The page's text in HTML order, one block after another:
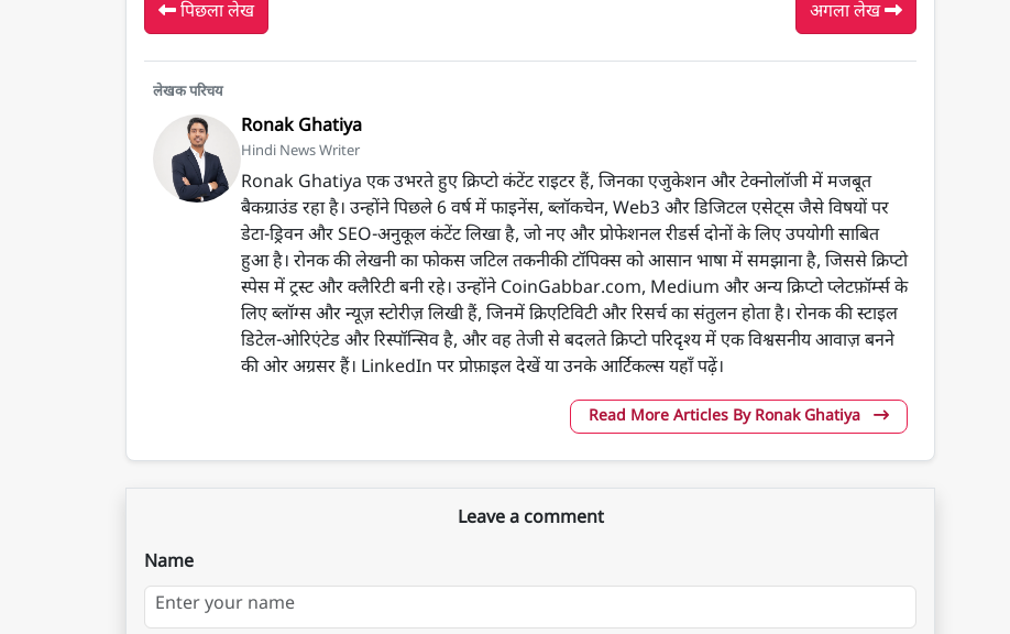
पिछला लेख अगला लेख
लेखक परिचय
Ronak Ghatiya
Hindi News Writer
Ronak Ghatiya एक उभरते हुए क्रिप्टो कंटेंट राइटर हैं, जिनका एजुकेशन और टेक्नोलॉजी में मजबूत
बैकग्राउंड रहा है। उन्होंने पिछले 6 वर्ष में फाइनेंस, ब्लॉकचेन, Web3 और डिजिटल एसेट्स जैसे विषयों पर
डेटा-ड्रिवन और SEO-अनुकूल कंटेंट लिखा है, जो नए और प्रोफेशनल रीडर्स दोनों के लिए उपयोगी साबित
हुआ है। रोनक की लेखनी का फोकस जटिल तकनीकी टॉपिक्स को आसान भाषा में समझाना है, जिससे क्रिप्टो
स्पेस में ट्रस्ट और क्लैरिटी बनी रहे। उन्होंने CoinGabbar.com, Medium और अन्य क्रिप्टो प्लेटफ़ॉर्म्स के
लिए ब्लॉग्स और न्यूज़ स्टोरीज़ लिखी हैं, जिनमें क्रिएटिविटी और रिसर्च का संतुलन होता है। रोनक की स्टाइल
डिटेल-ओरिएंटेड और रिस्पॉन्सिव है, और वह तेजी से बदलते क्रिप्टो परिदृश्य में एक विश्वसनीय आवाज़ बनने
की ओर अग्रसर हैं। LinkedIn पर प्रोफ़ाइल देखें या उनके आर्टिकल्स यहाँ पढ़ें।
Read More Articles By Ronak Ghatiya
Leave a comment
Name